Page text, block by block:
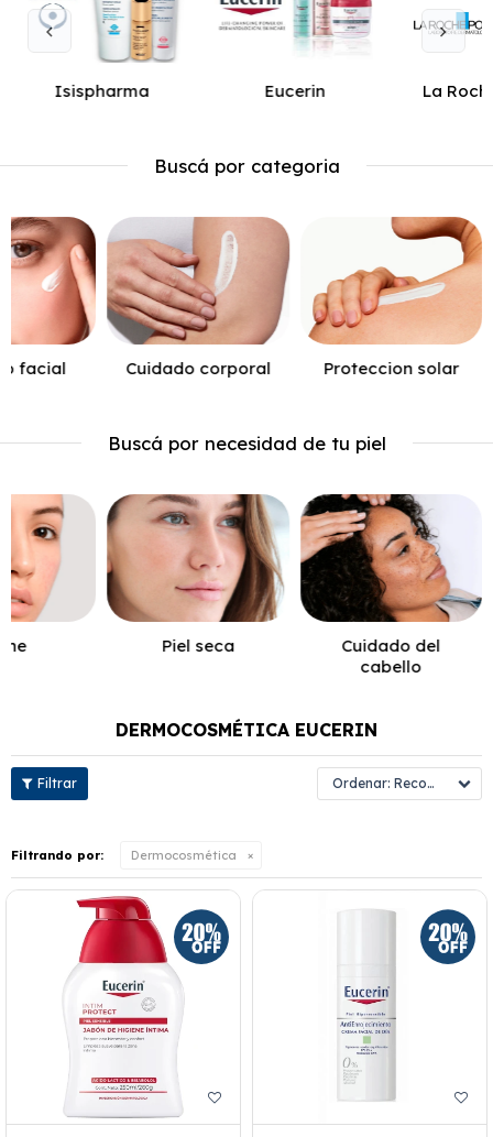
Isispharma Eucerin La
Buscá por categoria
facial Cuidado corporal Proteccion solar
Buscá por necesidad de tu piel
Piel seca
Cuidado del
cabello
DERMOCOSMÉTICA EUCERIN
Recomendados
Filtrando por: Dermocosmética